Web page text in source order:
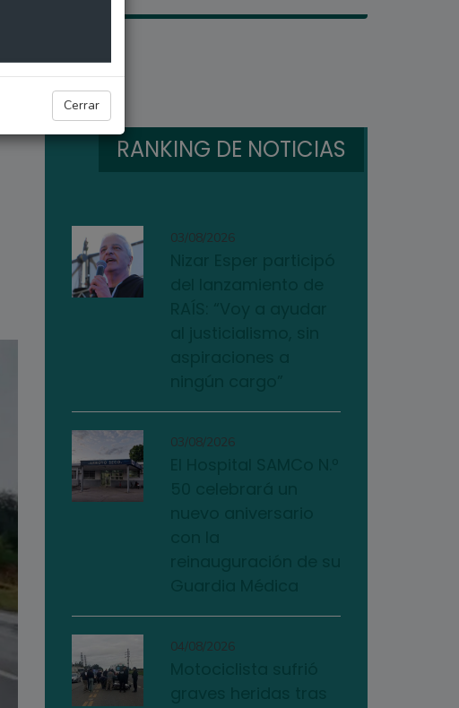
Cerrar
RANKING DE NOTICIAS
03/08/2026
03/08/2026
04/08/2026